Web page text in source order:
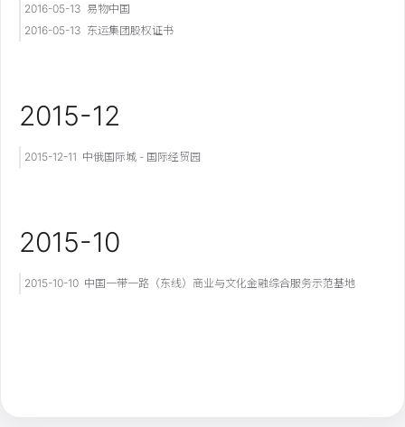
2016-05-13 易物中国
2016-05-13 东运集团股权证书
2015-12
2015-12-11 中俄国际城 - 国际经贸园
2015-10
2015-10-10 中国一带一路（东线）商业与文化金融综合服务示范基地